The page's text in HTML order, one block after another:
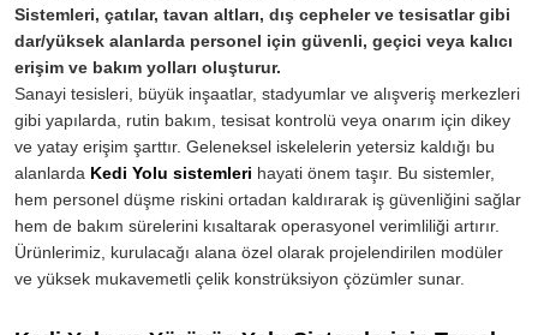
Sistemleri, çatılar, tavan altları, dış cepheler ve tesisatlar gibi
dar/yüksek alanlarda personel için güvenli, geçici veya kalıcı
erişim ve bakım yolları oluşturur.
Sanayi tesisleri, büyük inşaatlar, stadyumlar ve alışveriş merkezleri
gibi yapılarda, rutin bakım, tesisat kontrolü veya onarım için dikey
ve yatay erişim şarttır. Geleneksel iskelelerin yetersiz kaldığı bu
alanlarda Kedi Yolu sistemleri hayati önem taşır. Bu sistemler,
hem personel düşme riskini ortadan kaldırarak iş güvenliğini sağlar
hem de bakım sürelerini kısaltarak operasyonel verimliliği artırır.
Ürünlerimiz, kurulacağı alana özel olarak projelendirilen modüler
ve yüksek mukavemetli çelik konstrüksiyon çözümler sunar.